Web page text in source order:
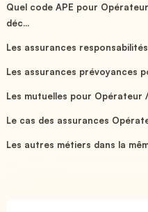
Quel code APE pour
déc...
Les assurances
Les assurances prévoyances
Les mutuelles pour Opérateur
Le cas des assurances
Les autres métiers dans la